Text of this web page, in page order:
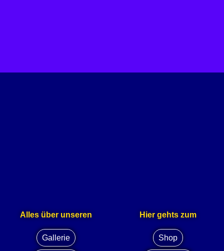
Alles über unseren
Gallerie
Hier gehts zum
Shop